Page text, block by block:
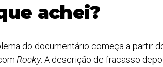
achei?
do documentário começa a partir
Rocky. A descrição de fracasso